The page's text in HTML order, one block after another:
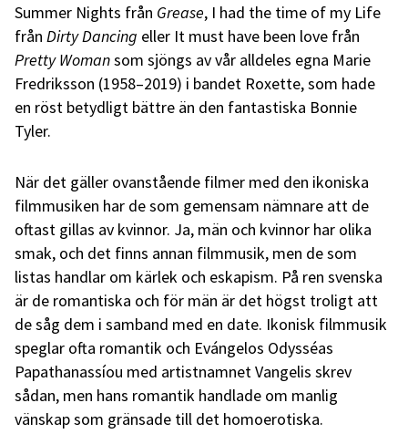
Summer Nights från Grease, I had the time of my Life
från Dirty Dancing eller It must have been love från
Pretty Womansom sjöngs av vår alldeles egna Marie
Fredriksson (1958–2019) i bandet Roxette, som hade
en röst betydligt bättre än den fantastiska Bonnie
Tyler.
När det gäller ovanstående filmer med den ikoniska
filmmusiken har de som gemensam nämnare att de
oftast gillas av kvinnor. Ja, män och kvinnor har olika
smak, och det finns annan filmmusik, men de som
listas handlar om kärlek och eskapism. På ren svenska
är de romantiska och för män är det högst troligt att
de såg dem i samband med en date. Ikonisk filmmusik
speglar ofta romantik och Evángelos Odysséas
Papathanassíou med artistnamnet Vangelis skrev
sådan, men hans romantik handlade om manlig
vänskap som gränsade till det homoerotiska.